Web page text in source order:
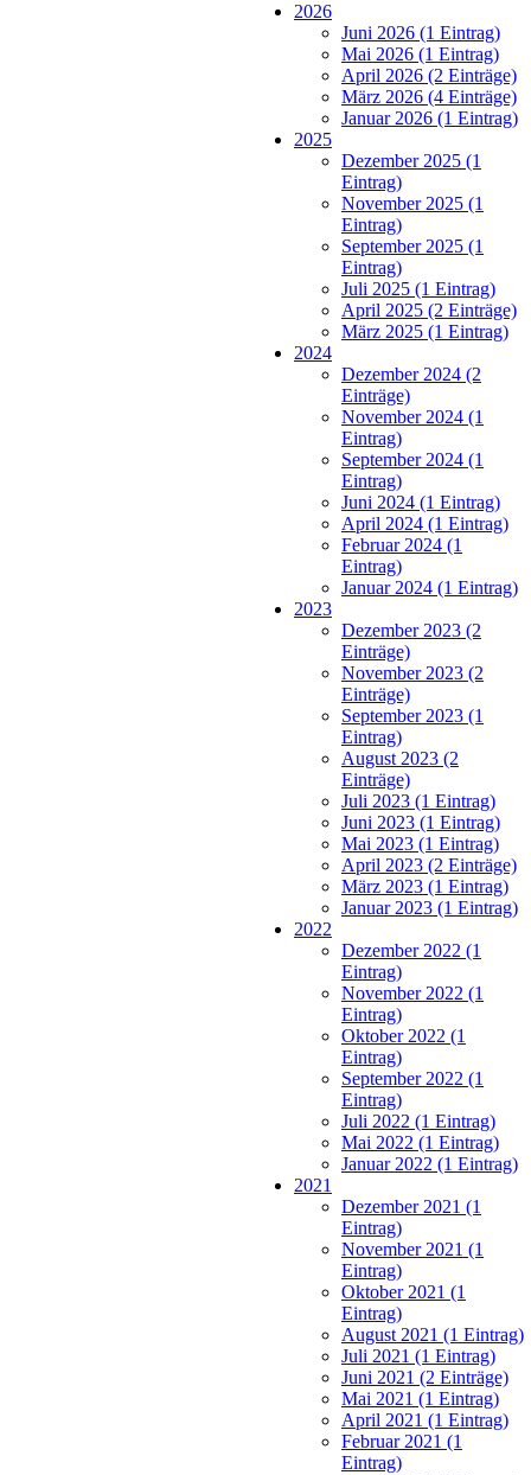
2026
Juni 2026 (1 Eintrag)
Mai 2026 (1 Eintrag)
April 2026 (2 Einträge)
März 2026 (4 Einträge)
Januar 2026 (1 Eintrag)
2025
Dezember 2025 (1
Eintrag)
November 2025 (1
Eintrag)
September 2025 (1
Eintrag)
Juli 2025 (1 Eintrag)
April 2025 (2 Einträge)
März 2025 (1 Eintrag)
2024
Dezember 2024 (2
Einträge)
November 2024 (1
Eintrag)
September 2024 (1
Eintrag)
Juni 2024 (1 Eintrag)
April 2024 (1 Eintrag)
Februar 2024 (1
Eintrag)
Januar 2024 (1 Eintrag)
2023
Dezember 2023 (2
Einträge)
November 2023 (2
Einträge)
September 2023 (1
Eintrag)
August 2023 (2
Einträge)
Juli 2023 (1 Eintrag)
Juni 2023 (1 Eintrag)
Mai 2023 (1 Eintrag)
April 2023 (2 Einträge)
März 2023 (1 Eintrag)
Januar 2023 (1 Eintrag)
2022
Dezember 2022 (1
Eintrag)
November 2022 (1
Eintrag)
Oktober 2022 (1
Eintrag)
September 2022 (1
Eintrag)
Juli 2022 (1 Eintrag)
Mai 2022 (1 Eintrag)
Januar 2022 (1 Eintrag)
2021
Dezember 2021 (1
Eintrag)
November 2021 (1
Eintrag)
Oktober 2021 (1
Eintrag)
August 2021 (1 Eintrag)
Juli 2021 (1 Eintrag)
Juni 2021 (2 Einträge)
Mai 2021 (1 Eintrag)
April 2021 (1 Eintrag)
Februar 2021 (1
Eintrag)